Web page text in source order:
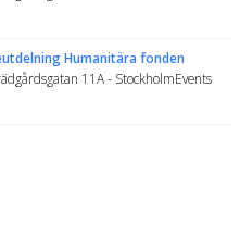
Humanitära fonden
11A - StockholmEvents